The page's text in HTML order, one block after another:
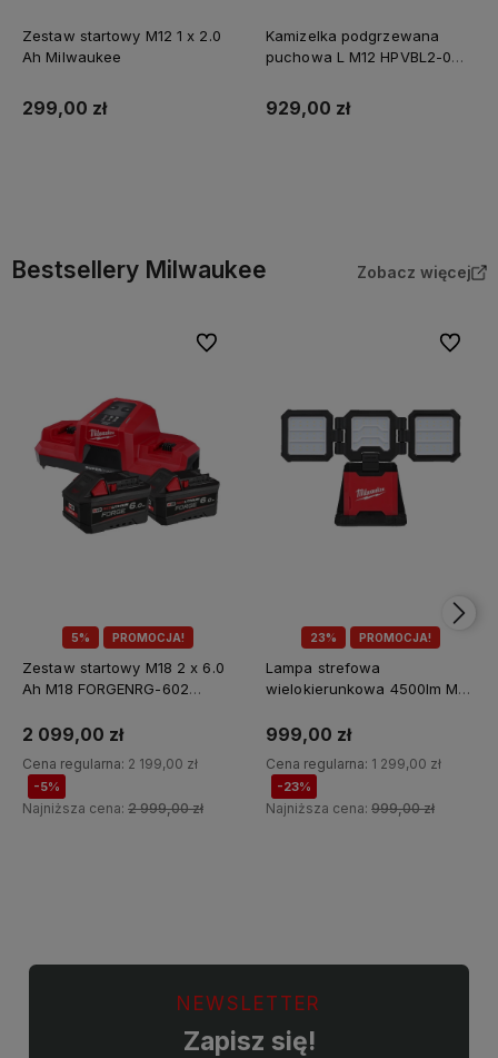
Zestaw startowy M12 1 x 2.0
Ah Milwaukee
299,00 zł
Kamizelka podgrzewana
puchowa L M12 HPVBL2-0
929,00 zł
Bestsellery Milwaukee Zobacz więcej
5% PROMOCJA!
Zestaw startowy M18 2 x 6.0
Ah M18 FORGENRG-602
2 099,00 zł
Cena regularna: 2 199,00 zł
-5%
Najniższa cena: 2 999,00 zł
Do ulubionych
23% PROMOCJA!
Lampa strefowa
wielokierunkowa 4500lm M18
999,00 zł
Cena regularna: 1 299,00 zł
-23%
Najniższa cena: 999,00 zł
Do
NEWSLETTER
Zapisz się!